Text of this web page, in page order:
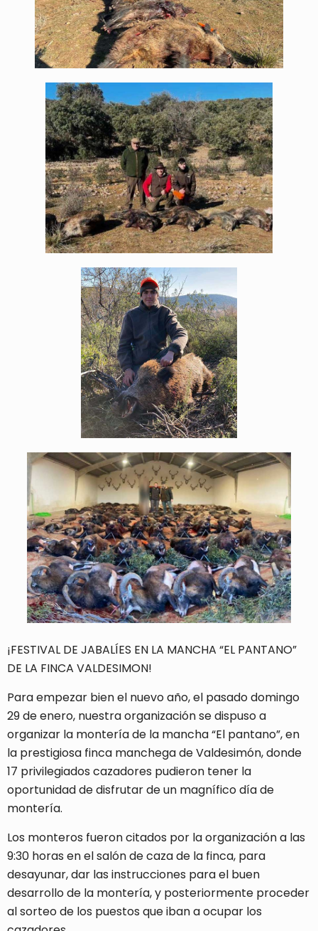
¡FESTIVAL DE JABALÍES EN LA MANCHA “EL PANTANO”
DE LA FINCA VALDESIMON!
Para empezar bien el nuevo año, el pasado domingo
29 de enero, nuestra organización se dispuso a
organizar la montería de la mancha “El pantano”, en
la prestigiosa finca manchega de Valdesimón, donde
17 privilegiados cazadores pudieron tener la
oportunidad de disfrutar de un magnífico día de
montería.
Los monteros fueron citados por la organización a las
9:30 horas en el salón de caza de la finca, para
desayunar, dar las instrucciones para el buen
desarrollo de la montería, y posteriormente proceder
al sorteo de los puestos que iban a ocupar los